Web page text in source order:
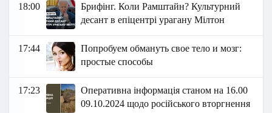
18:00
Брифінг. Коли Рамштайн? Культурний
десант в епіцентрі урагану Мілтон
17:44
Попробуем обмануть свое тело и мозг:
простые способы
17:23
Оперативна інформація станом на 16.00
09.10.2024 щодо російського вторгнення